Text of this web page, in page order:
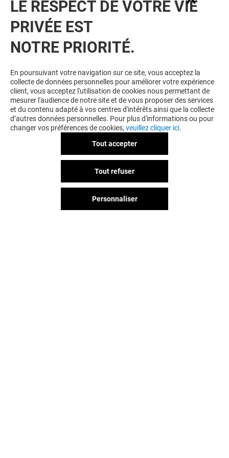
BONS PLANS
HISTOIRE D'OR
20€ EN BON D'ACHAT POUR
TOUT PERÇAGE*
Valable du 22/07/26 au 31/08/26
LE RESPECT DE VOTRE VIE
PRIVÉE EST
NOTRE PRIORITÉ.
En poursuivant votre navigation sur ce site, vous acceptez la
collecte de données personnelles pour améliorer votre expérience
client, vous acceptez l'utilisation de cookies nous permettant de
mesurer l'audience de notre site et de vous proposer des services
et du contenu adapté à vos centres d'intérêts ainsi que la collecte
d’autres données personnelles. Pour plus d'informations ou pour
changer vos préférences de cookies, veuillez cliquer ici.
Tout accepter
Tout refuser
Personnaliser